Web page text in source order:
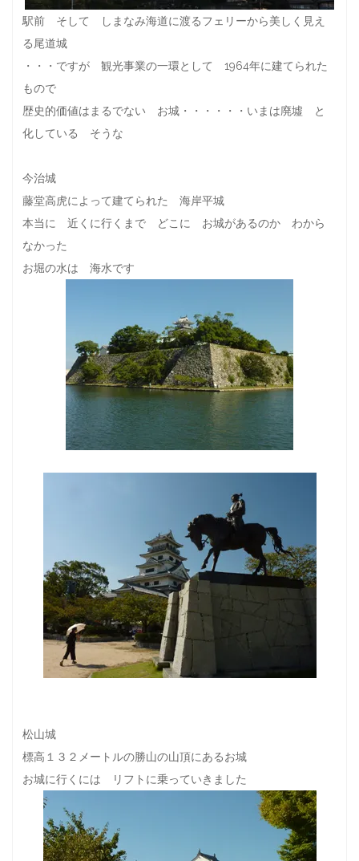
駅前 そして しまなみ海道に渡るフェリーから美しく見え
る尾道城
・・・ですが 観光事業の一環として 1964年に建てられた
もので
歴史的価値はまるでない お城・・・・・・いまは廃墟 と
化している そうな
今治城
藤堂高虎によって建てられた 海岸平城
本当に 近くに行くまで どこに お城があるのか わから
なかった
お堀の水は 海水です
松山城
標高１３２メートルの勝山の山頂にあるお城
お城に行くには リフトに乗っていきました